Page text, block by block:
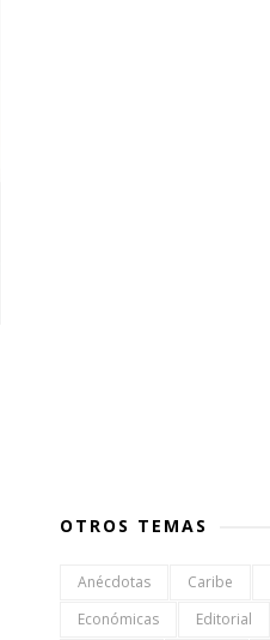
OTROS TEMAS
Anécdotas Caribe
Económicas
Editorial